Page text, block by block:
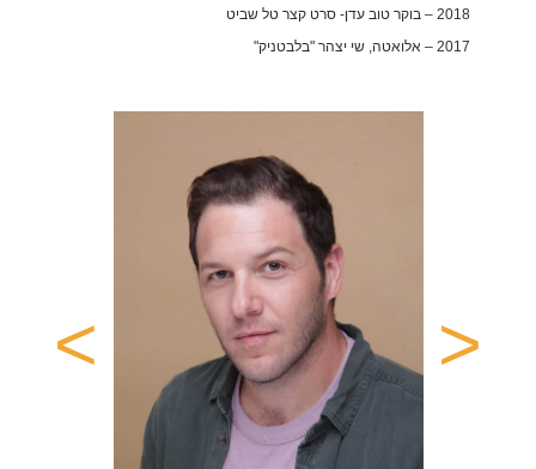
2018 – בוקר טוב עדן- סרט קצר טל שביט
2017 – אלואטה, שי יצהר "בלבטניק"
פרסומת
2016 – יס, קמפיין שירות סטרימינג
מלגות הצטיינות ופרסים
<
>